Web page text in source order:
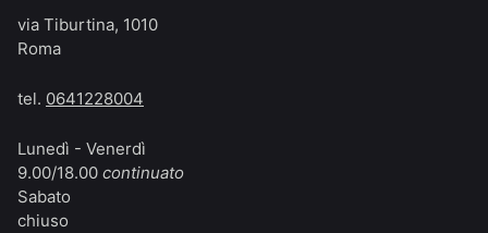
via Tiburtina, 1010
Roma
tel. 0641228004
Lunedì - Venerdì
9.00/18.00 continuato
Sabato
chiuso